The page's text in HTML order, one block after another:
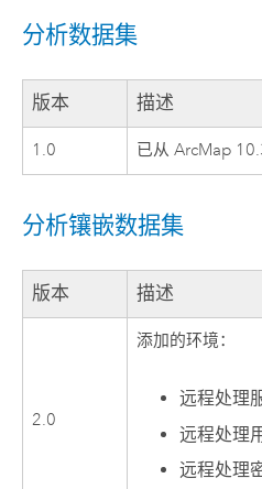
分析数据集
版本 描述
1.0 已从 ArcMap
分析镶嵌数据集
版本 描述
2.0
添加的环境：
远程处理
远程处理
远程处理